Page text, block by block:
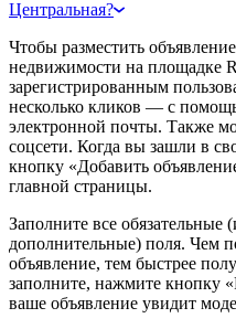
Центральная?
Чтобы разместить
недвижимости на площадке
зарегистрированным
несколько кликов — с
электронной почты. Также
соцсети. Когда вы зашли в
кнопку «Добавить
главной страницы.
Заполните все
дополнительные) поля. Чем
объявление, тем быстрее
заполните, нажмите кнопку
ваше объявление увидит